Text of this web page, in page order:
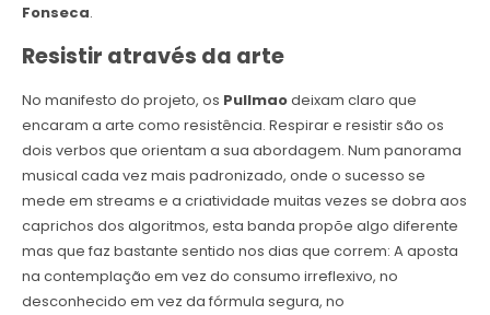
Fonseca.
Resistir através da arte
No manifesto do projeto, os Pullmaodeixam claro que
encaram a arte como resistência. Respirar e resistir são os
dois verbos que orientam a sua abordagem. Num panorama
musical cada vez mais padronizado, onde o sucesso se
mede em streams e a criatividade muitas vezes se dobra aos
caprichos dos algoritmos, esta banda propõe algo diferente
mas que faz bastante sentido nos dias que correm: A aposta
na contemplação em vez do consumo irreflexivo, no
desconhecido em vez da fórmula segura, no